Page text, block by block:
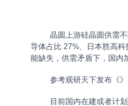
晶圆上游硅晶圆供需
导体占比 27%、日本胜高
能缺失，供需矛盾下，国内
参考观研天下发布《》
目前国内在建或者计